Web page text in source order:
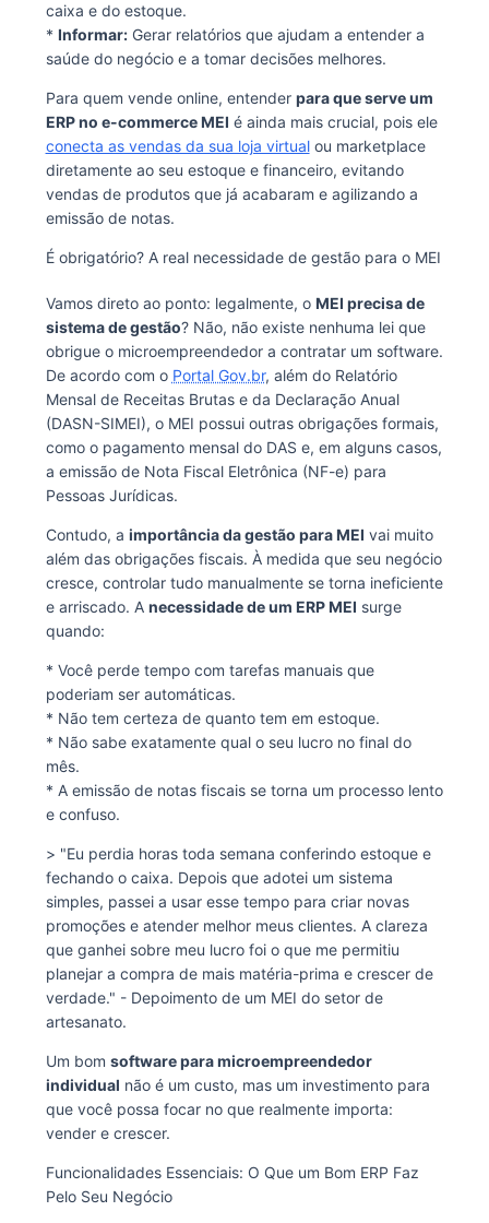
caixa e do estoque.
* Informar:Gerar relatórios que ajudam a entender a
saúde do negócio e a tomar decisões melhores.
Para quem vende online, entender para que serve um
ERP no e-commerce MEI é ainda mais crucial, pois ele
conecta as vendas da sua loja virtualou marketplace
diretamente ao seu estoque e financeiro, evitando
vendas de produtos que já acabaram e agilizando a
emissão de notas.
É obrigatório? A real necessidade de gestão para o MEI
Vamos direto ao ponto: legalmente, o MEI precisa de
sistema de gestão? Não, não existe nenhuma lei que
obrigue o microempreendedor a contratar um software.
De acordo com o Portal Gov.br, além do Relatório
Mensal de Receitas Brutas e da Declaração Anual
(DASN-SIMEI), o MEI possui outras obrigações formais,
como o pagamento mensal do DAS e, em alguns casos,
a emissão de Nota Fiscal Eletrônica (NF-e) para
Pessoas Jurídicas.
Contudo, a importância da gestão para MEI vai muito
além das obrigações fiscais. À medida que seu negócio
cresce, controlar tudo manualmente se torna ineficiente
e arriscado. A necessidade de um ERP MEI surge
quando:
* Você perde tempo com tarefas manuais que
poderiam ser automáticas.
* Não tem certeza de quanto tem em estoque.
* Não sabe exatamente qual o seu lucro no final do
mês.
* A emissão de notas fiscais se torna um processo lento
e confuso.
> "Eu perdia horas toda semana conferindo estoque e
fechando o caixa. Depois que adotei um sistema
simples, passei a usar esse tempo para criar novas
promoções e atender melhor meus clientes. A clareza
que ganhei sobre meu lucro foi o que me permitiu
planejar a compra de mais matéria-prima e crescer de
verdade." - Depoimento de um MEI do setor de
artesanato.
Um bom software para microempreendedor
individual não é um custo, mas um investimento para
que você possa focar no que realmente importa:
vender e crescer.
Funcionalidades Essenciais: O Que um Bom ERP Faz
Pelo Seu Negócio